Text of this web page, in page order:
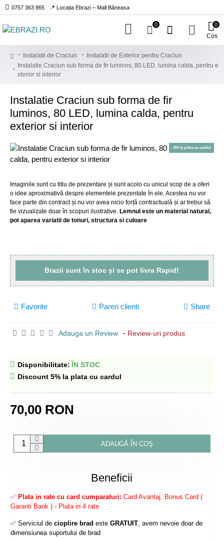
0757 363 865 📍 Locația Ebrazi – Mall Băneasa
0
Cos
0
Instalatii de Craciun
Instalatii de Exterior pentru Craciun
Instalatie Craciun sub forma de fir luminos, 80 LED, lumina calda, pentru e
xterior si interior
Instalatie Craciun sub forma de fir
luminos, 80 LED, lumina calda, pentru
exterior si interior
-5% la plata cu cardul
Imaginile sunt cu titlu de prezentare și sunt acolo cu unicul scop de a oferi
o idee aproximativă despre elementele prezentate în ele. Acestea nu vor
face parte din contract și nu vor avea nicio forță contractuală și ar trebui să
fie vizualizate doar în scopuri ilustrative. Lemnul este un material natural,
pot aparea variatii de tonuri, structura si culoare
Brazii suntîn stoc și se pot livra Rapid!
Adauga un Review - Review-uri produs
Favorite Pareri clienti Share
70,00 RON
Disponibilitate: ÎN STOC
Discount 5% la plata cu cardul
ADAUGĂ ÎN COŞ
Beneficii
✅ Plata in rate cu card cumparaturi: Card Avantaj, Bonus Card (
Garanti Bank ) - Plata in 4 rate
✅ Serviciul de cioplire brad este GRATUIT, avem nevoie doar de
dimensiunea suportului de brad